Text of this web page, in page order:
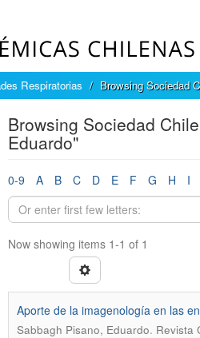
Respiratorias Browsing Sociedad
Browsing Sociedad
Eduardo"
0-9 A B C D E F G H I
Now showing items 1-1 of 1
Aporte de la imagenología en las
Sabbagh Pisano, Eduardo. Revista